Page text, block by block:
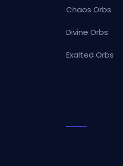
Chaos Orbs
Divine Orbs
Exalted Orbs